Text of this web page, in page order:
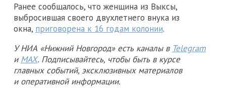
Ранее сообщалось, что женщина из Выксы,
выбросившая своего двухлетнего внука из
окна, приговорена к 16 годам колонии.
У НИА «Нижний Новгород» есть каналы в Telegram
и MAX. Подписывайтесь, чтобы быть в курсе
главных событий, эксклюзивных материалов
и оперативной информации.